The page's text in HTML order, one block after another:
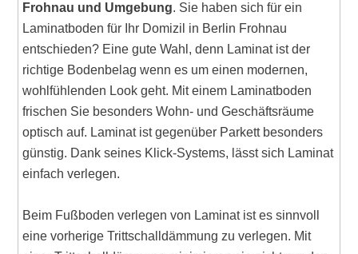
Frohnau und Umgebung. Sie haben sich für ein
Laminatboden für Ihr Domizil in Berlin Frohnau
entschieden? Eine gute Wahl, denn Laminat ist der
richtige Bodenbelag wenn es um einen modernen,
wohlfühlenden Look geht. Mit einem Laminatboden
frischen Sie besonders Wohn- und Geschäftsräume
optisch auf. Laminat ist gegenüber Parkett besonders
günstig. Dank seines Klick-Systems, lässt sich Laminat
einfach verlegen.
Beim Fußboden verlegen von Laminat ist es sinnvoll
eine vorherige Trittschalldämmung zu verlegen. Mit